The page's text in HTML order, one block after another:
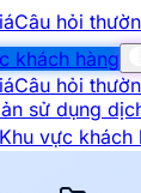
Câu hỏi
khách hàng
Câu hỏi
sử dụng
Khu vực khách